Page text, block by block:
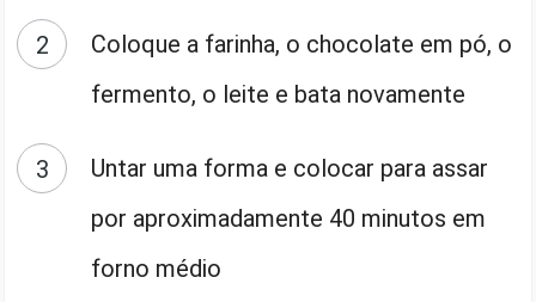
Coloque a farinha, o chocolate em pó, o
fermento, o leite e bata novamente
Untar uma forma e colocar para assar
por aproximadamente 40 minutos em
forno médio